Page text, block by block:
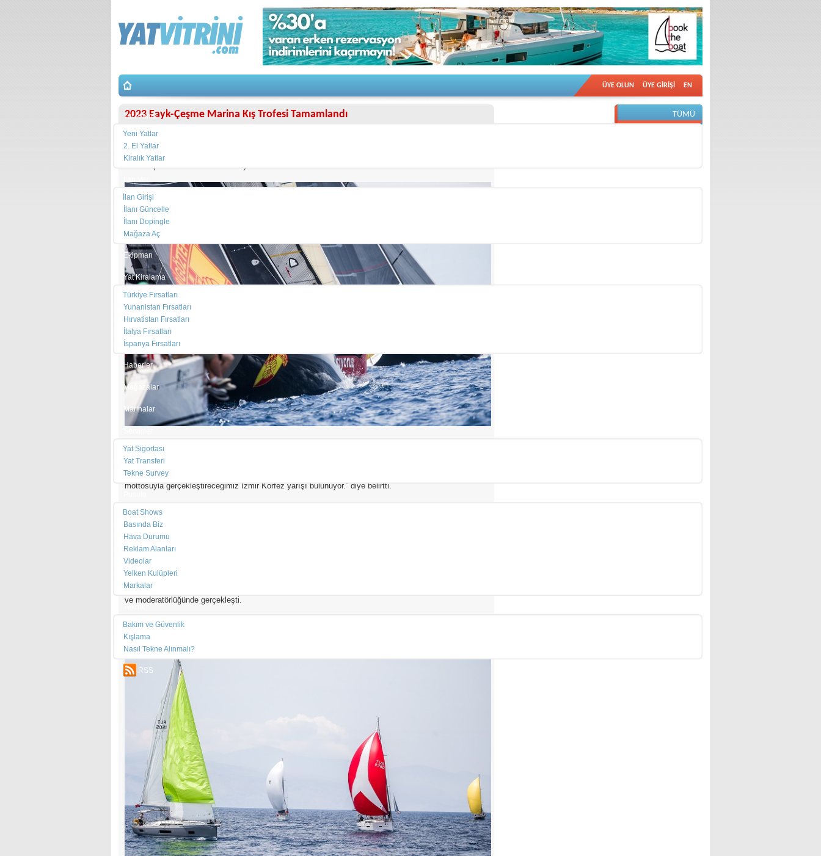
ÜYE OLUN ÜYE GİRİŞİ EN
Yat Arama
Yeni Yatlar
2. El Yatlar
Kiralık Yatlar
İlan Girişi
İlanı Güncelle
İlanı Dopingle
Mağaza Aç
Ekipman
Yat Kiralama
Türkiye Fırsatları
Yunanistan Fırsatları
Hırvatistan Fırsatları
İtalya Fırsatları
İspanya Fırsatları
Haberler
Mağazalar
Marinalar
Yat Sigortası
Yat Transferi
Tekne Survey
Boat Shows
Basında Biz
Hava Durumu
Reklam Alanları
Videolar
Yelken Kulüpleri
Markalar
Bakım ve Güvenlik
Kışlama
Nasıl Tekne Alınmalı?
RSS
2023 Eayk-Çeşme Marina Kış Trofesi Tamamlandı
EAYK - Çeşme Marina Kış Trofesi
gerçekleşti. Kış Trofesinin son yarış ayağı, 20-21 Mayıs tarihlerinde 7 Destek, 24 IRC sınıfı olmak
EAYK-Çeşme Marina
sahipliği yapan
Rigging/Kaya Ropes ve Alaçatı Bike House’a teşekkürlerimizi iletiyoruz. 10-11 Haziran tarihlerinde
Çeşme’den Foça’ya offshore gerçekleştireceğimiz bir yarışımız ve 29 Ekim’de de 100.yılda 100 mil
mottosuyla gerçekleştireceğimiz İzmir Körfez yarışı bulunuyor.” diye belirtti.
IRC sınıfları C1 rotasında, Destek sınıfları da Coğrafi-1 rotasında yarışmak üzere start hattında
yerlerini aldılar.
Trofenin son gün son yarışı için tüm ekipler, online paylaşılan brifing ardından 11:00’de Çeşme
Marina’dan ayrılıp start hattında buluştular. A2 ve Coğrafi – 2 rotalarında 2 yarış yapan ekipler bir
trofeyi daha tamamlayarak, kokteyl ve ödül töreni için Marina Yacht Club’da bir araya geldiler.
Ödül töreni ve kokteyl Çeşme Marina Yacht Club’da, EAYK Komodoru Akif Sezer’in açılış konuşması
ve moderatörlüğünde gerçekleşti.
TÜMÜ